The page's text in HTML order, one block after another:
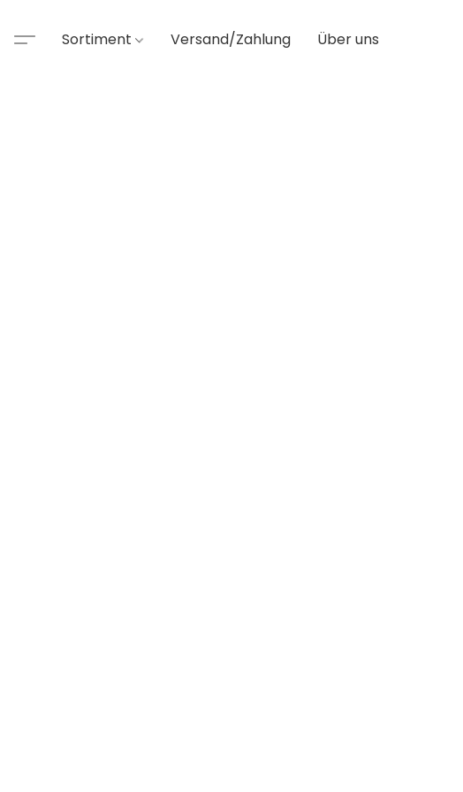
Sortiment Versand/Zahlung Über uns